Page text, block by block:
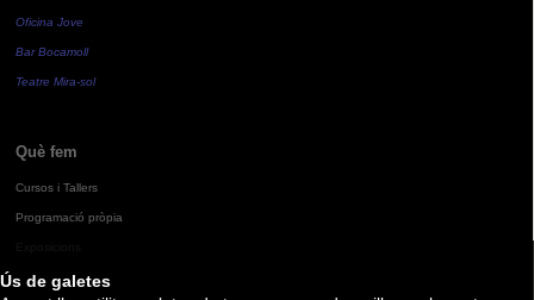
Ús de galetes
Oficina Jove
Bar Bocamoll
Teatre Mira-sol
Què fem
Cursos i Tallers
Programació pròpia